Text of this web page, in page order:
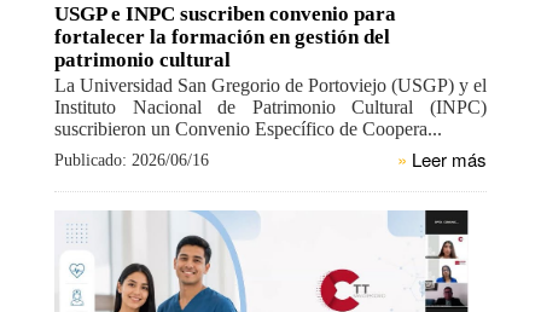
USGP e INPC suscriben convenio para
fortalecer la formación en gestión del
patrimonio cultural
La Universidad San Gregorio de Portoviejo (USGP) y el
Instituto Nacional de Patrimonio Cultural (INPC)
suscribieron un Convenio Específico de Coopera...
Publicado: 2026/06/16 » Leer más